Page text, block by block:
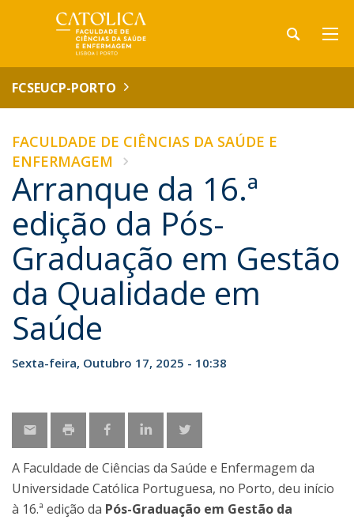
FCSEUCP-PORTO
FACULDADE DE CIÊNCIAS DA SAÚDE E
ENFERMAGEM
Arranque da 16.ª
edição da Pós-
Graduação em Gestão
da Qualidade em
Saúde
Sexta-feira, Outubro 17, 2025 - 10:38
A Faculdade de Ciências da Saúde e Enfermagem da
Universidade Católica Portuguesa, no Porto, deu início
à 16.ª edição da Pós-Graduação em Gestão da